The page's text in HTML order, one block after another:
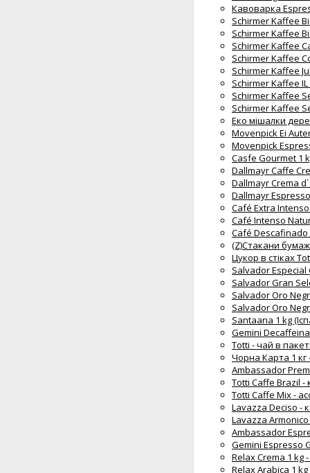
Кавоварка
Schirmer Kaffee
Schirmer Kaffee
Schirmer Kaffee
Schirmer Kaffee
Schirmer Kaffee
Schirmer Kaffee
Schirmer Kaffee
Schirmer Kaffee
Еко мішалки
Movenpick Ei
Movenpick
Casfe Gourmet 1
Dallmayr Caffe
Dallmayr Crema
Dallmayr
Café Extra
Café Intenso
Café Descafinado
(Z)Стакани
Цукор в стіках
Salvador Especial
Salvador Gran
Salvador Oro
Salvador Oro
Santaana 1 kg
Gemini
Totti - чай в
Чорна Карта 1 кг
Ambassador
Totti Caffe Brazil -
Totti Caffe Mix -
Lavazza Deciso -
Lavazza Armonico
Ambassador
Gemini Espresso
Relax Crema 1 kg
Relax Arabica 1